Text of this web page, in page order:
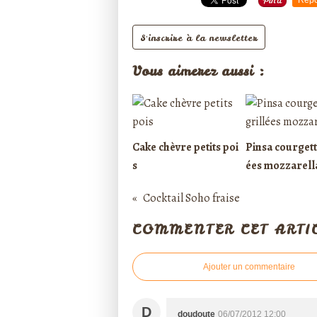
S'inscrire à la newsletter
Vous aimerez aussi :
Cake chèvre petits poi
s
Pinsa
ées
Cocktail Soho fraise
COMMENTER CET
Ajouter un commentaire
D doudoute 06/07/2012 12:00